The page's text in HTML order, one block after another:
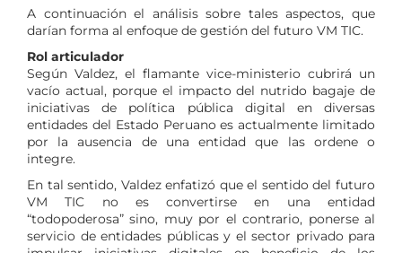
A continuación el análisis sobre tales aspectos, que
darían forma al enfoque de gestión del futuro VM TIC.
Rol articulador
Según Valdez, el flamante vice-ministerio cubrirá un
vacío actual, porque el impacto del nutrido bagaje de
iniciativas de política pública digital en diversas
entidades del Estado Peruano es actualmente limitado
por la ausencia de una entidad que las ordene o
integre.
En tal sentido, Valdez enfatizó que el sentido del futuro
VM TIC no es convertirse en una entidad
“todopoderosa” sino, muy por el contrario, ponerse al
servicio de entidades públicas y el sector privado para